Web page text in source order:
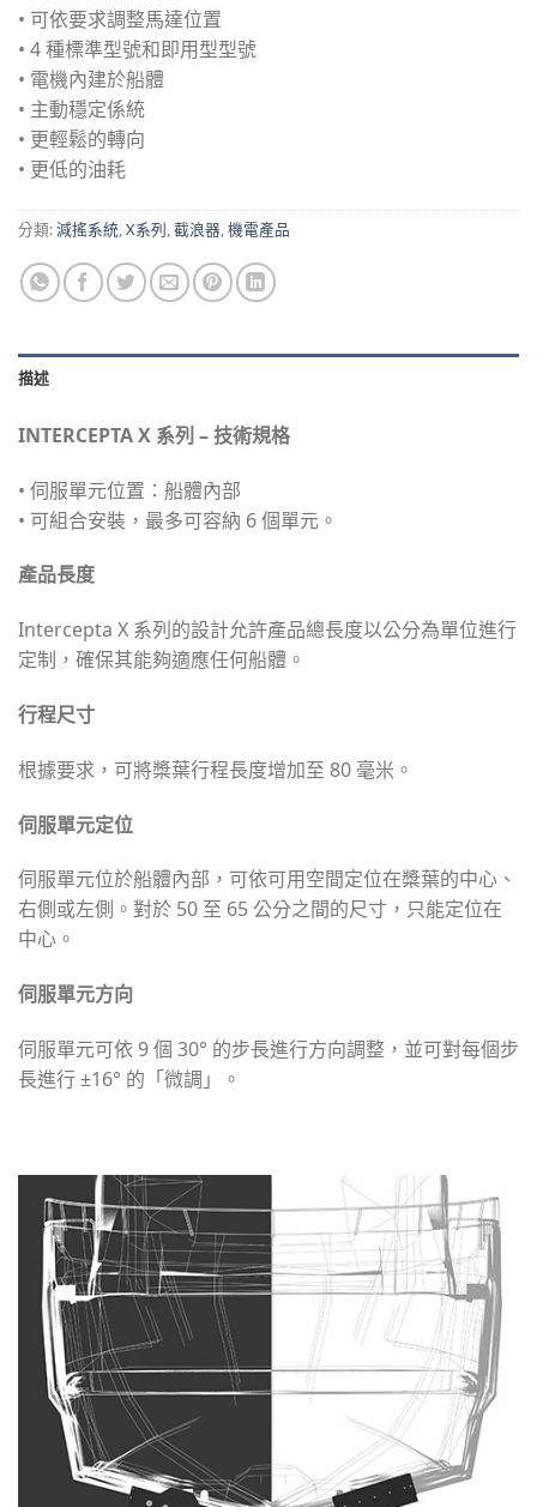
• 可依要求調整馬達位置
• 4 種標準型號和即用型型號
• 電機內建於船體
• 主動穩定係統
• 更輕鬆的轉向
• 更低的油耗
分類:減搖系統,X系列,截浪器,機電產品
描述
INTERCEPTA X 系列 – 技術規格
• 伺服單元位置：船體內部
• 可組合安裝，最多可容納 6 個單元。
產品長度
Intercepta X 系列的設計允許產品總長度以公分為單位進行
定制，確保其能夠適應任何船體。
行程尺寸
根據要求，可將槳葉行程長度增加至 80 毫米。
伺服單元定位
伺服單元位於船體內部，可依可用空間定位在槳葉的中心、
右側或左側。對於 50 至 65 公分之間的尺寸，只能定位在
中心。
伺服單元方向
伺服單元可依 9 個 30° 的步長進行方向調整，並可對每個步
長進行 ±16° 的「微調」。